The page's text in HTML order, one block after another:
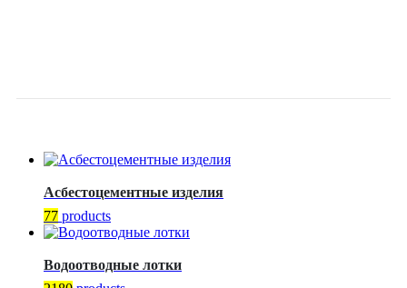
Асбестоцементные изделия
77 products
Водоотводные лотки